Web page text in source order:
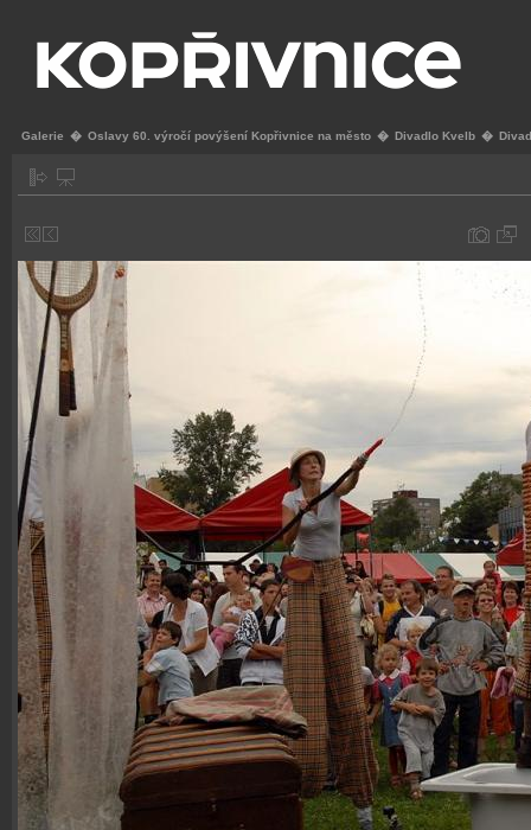
Galerie � Oslavy 60. výročí povýšení Kopřivnice na město � Divadlo Kvelb �